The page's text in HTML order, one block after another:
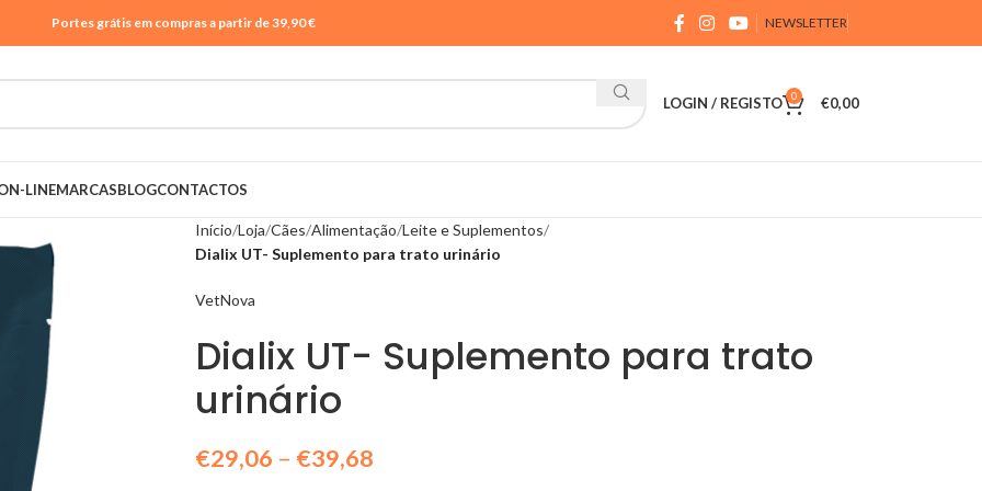
Portes grátis em compras a partir de 39,90 € NEWSLETTER
LOGIN / REGISTO 0 €0,00
LINEMARCASBLOGCONTACTOS
Início Loja Cães Alimentação Leite e Suplementos
Dialix UT- Suplemento para trato urinário
VetNova
Dialix UT- Suplemento para trato
urinário
€29,06 – €39,68